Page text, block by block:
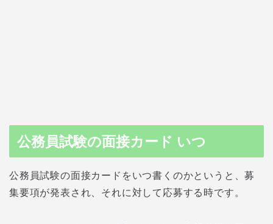
公務員試験の面接カード いつ
公務員試験の面接カードをいつ書くのかというと、募
集要項が発表され、それに対して応募する時です。